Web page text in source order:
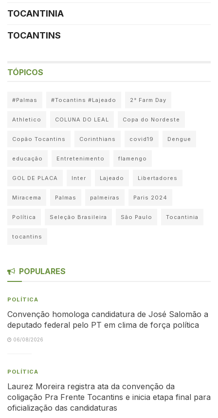
TOCANTINIA
TOCANTINS
TÓPICOS
#Palmas #Tocantins #Lajeado 2° Farm Day
Athletico COLUNA DO LEAL Copa do Nordeste
Copão Tocantins Corinthians covid19 Dengue
educação Entretenimento flamengo
GOL DE PLACA Inter Lajeado Libertadores
Miracema Palmas palmeiras Paris 2024
Política Seleção Brasileira São Paulo Tocantinia
tocantins
POPULARES
POLÍTICA
Convenção homologa candidatura de José Salomão a
deputado federal pelo PT em clima de força política
06/08/2026
POLÍTICA
Laurez Moreira registra ata da convenção da
coligação Pra Frente Tocantins e inicia etapa final para
oficialização das candidaturas